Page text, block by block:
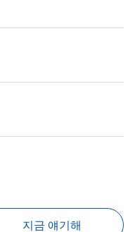
지금 얘기해